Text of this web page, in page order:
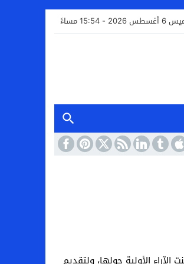
- 15:54 مساءً
الأولية حولها، ولتقديم